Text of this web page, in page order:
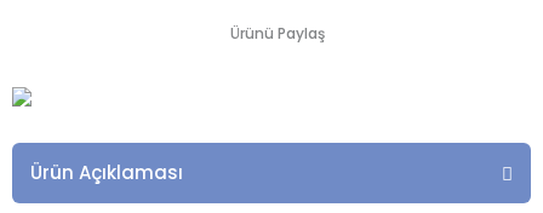
Ürünü Paylaş
Ürün Açıklaması